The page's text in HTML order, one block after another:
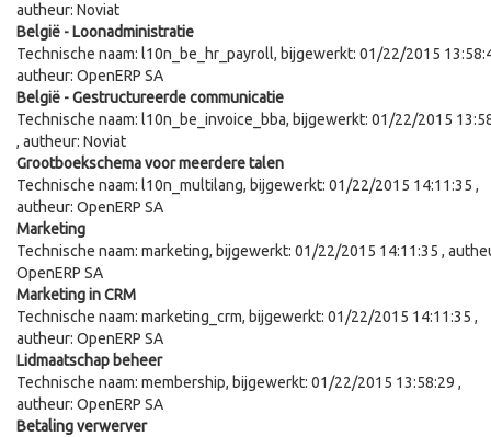
autheur: Noviat
België - Loonadministratie
Technische naam: l10n_be_hr_payroll, bijgewerkt: 01/22/2015
autheur: OpenERP SA
België - Gestructureerde communicatie
Technische naam: l10n_be_invoice_bba, bijgewerkt: 01/22/2015
, autheur: Noviat
Grootboekschema voor meerdere talen
Technische naam: l10n_multilang, bijgewerkt: 01/22/2015 14:11:35 ,
autheur: OpenERP SA
Marketing
Technische naam: marketing, bijgewerkt: 01/22/2015 14:11:35 ,
OpenERP SA
Marketing in CRM
Technische naam: marketing_crm, bijgewerkt: 01/22/2015 14:11:35 ,
autheur: OpenERP SA
Lidmaatschap beheer
Technische naam: membership, bijgewerkt: 01/22/2015 13:58:29 ,
autheur: OpenERP SA
Betaling verwerver